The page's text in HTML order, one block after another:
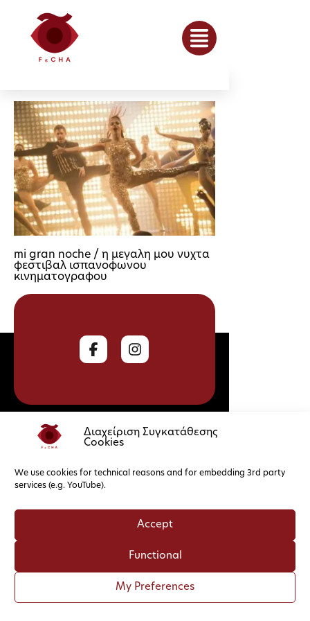
Διαχείριση Συγκατάθεσης
Cookies
We use cookies for technical reasons and for embedding 3rd party
services (e.g. YouTube).
Accept
Functional
My Preferences
mi gran noche / η μεγαλη μου νυχτα
φεστιβαλ ισπανοφωνου
κινηματογραφου